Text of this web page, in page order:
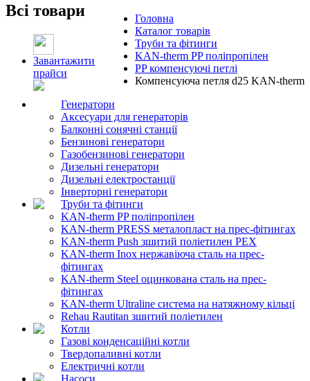
Головна
Каталог товарів
Труби та фітинги
KAN-therm PP поліпропілен
PP компенсуючі петлі
Компенсуюча петля d25 KAN-therm
Всі товари
Завантажити
прайси
Генератори
Аксесуари для генераторів
Балконні сонячні станції
Бензинові генератори
Газобензинові генератори
Дизельні генератори
Дизельні електростанції
Інверторні генератори
Труби та фітинги
KAN-therm PP поліпропілен
KAN-therm PRESS металопласт на прес-фітингах
KAN-therm Push зшитий поліетилен PEX
KAN-therm Inox нержавіюча сталь на прес-
фітингах
KAN-therm Steel оцинкована сталь на прес-
фітингах
KAN-therm Ultraline система на натяжному кільці
Rehau Rautitan зшитий поліетилен
Котли
Газові конденсаційні котли
Твердопаливні котли
Електричні котли
Насоси